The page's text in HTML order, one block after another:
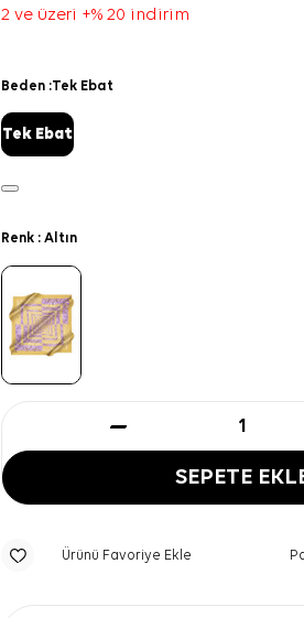
2 ve üzeri +% 20 indirim
Beden :Tek Ebat
Tek Ebat
Renk :Altın
SEPETE
Ürünü Favoriye Ekle